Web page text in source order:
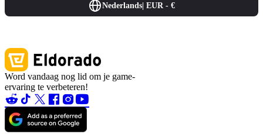
Nederlands EUR - €
Word vandaag nog lid om je game-
ervaring te verbeteren!